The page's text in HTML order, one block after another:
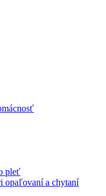
pleť
opaľovaní a chytaní